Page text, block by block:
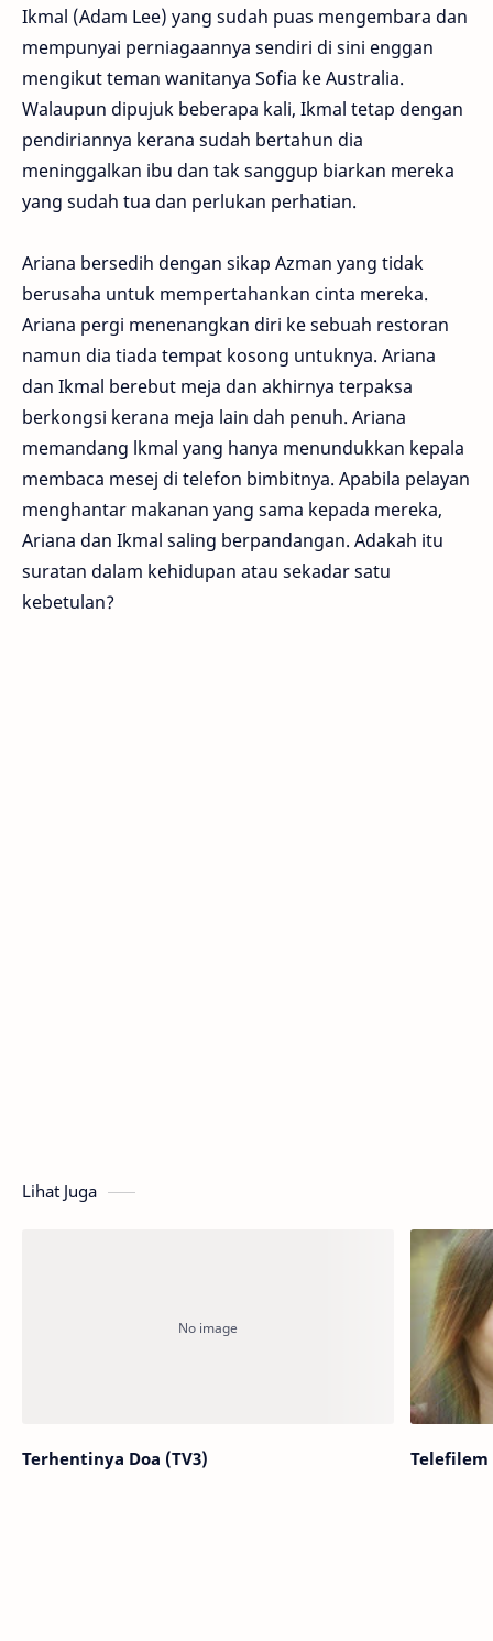
Ikmal (Adam Lee) yang sudah puas mengembara dan
mempunyai perniagaannya sendiri di sini enggan
mengikut teman wanitanya Sofia ke Australia.
Walaupun dipujuk beberapa kali, Ikmal tetap dengan
pendiriannya kerana sudah bertahun dia
meninggalkan ibu dan tak sanggup biarkan mereka
yang sudah tua dan perlukan perhatian.
Ariana bersedih dengan sikap Azman yang tidak
berusaha untuk mempertahankan cinta mereka.
Ariana pergi menenangkan diri ke sebuah restoran
namun dia tiada tempat kosong untuknya. Ariana
dan Ikmal berebut meja dan akhirnya terpaksa
berkongsi kerana meja lain dah penuh. Ariana
memandang lkmal yang hanya menundukkan kepala
membaca mesej di telefon bimbitnya. Apabila pelayan
menghantar makanan yang sama kepada mereka,
Ariana dan Ikmal saling berpandangan. Adakah itu
suratan dalam kehidupan atau sekadar satu
kebetulan?
Lihat Juga
Terhentinya Doa (TV3) Telefilem